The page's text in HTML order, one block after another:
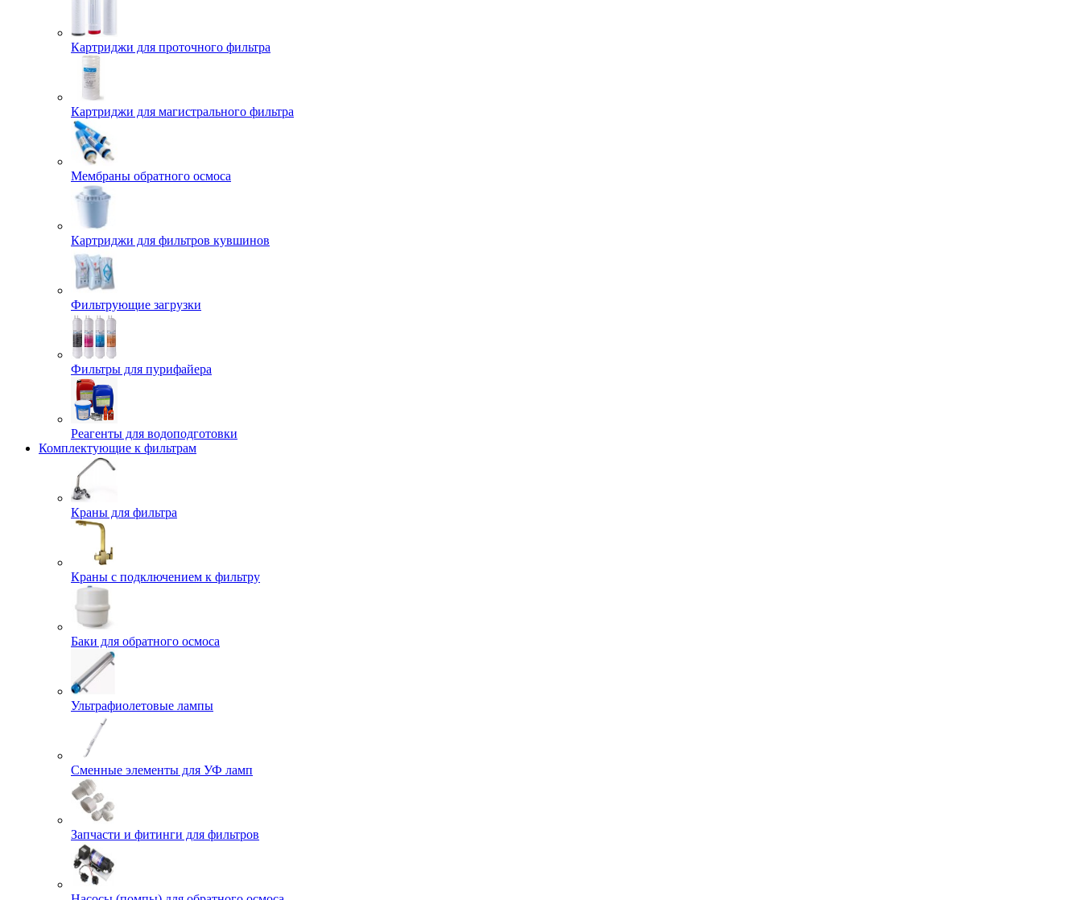
Картриджи для проточного фильтра
Картриджи для магистрального фильтра
Мембраны обратного осмоса
Картриджи для фильтров кувшинов
Фильтрующие загрузки
Фильтры для пурифайера
Реагенты для водоподготовки
Комплектующие к фильтрам
Краны для фильтра
Краны с подключением к фильтру
Баки для обратного осмоса
Ультрафиолетовые лампы
Сменные элементы для УФ ламп
Запчасти и фитинги для фильтров